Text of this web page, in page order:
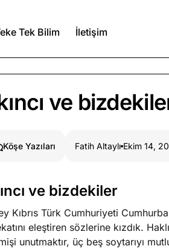
Tek Bilim İletişim
Köşe Yazıları Spor
ve
Köşe Yazıları Fatih Altaylı Ekim 14,
ve bizdekiler
Kıbrıs Türk Cumhuriyeti
eleştiren sözlerine kızdık.
unutmaktır, üç beş soytarıyı